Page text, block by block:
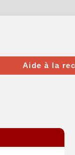
Aide à la